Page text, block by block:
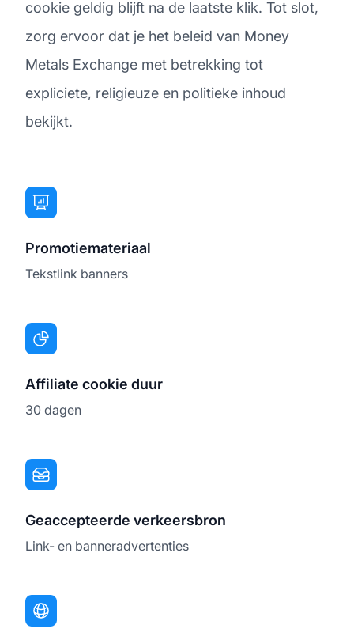
cookie geldig blijft na de laatste klik. Tot slot,
zorg ervoor dat je het beleid van Money
Metals Exchange met betrekking tot
expliciete, religieuze en politieke inhoud
bekijkt.
Promotiemateriaal
Tekstlink banners
Affiliate cookie duur
30 dagen
Geaccepteerde verkeersbron
Link- en banneradvertenties